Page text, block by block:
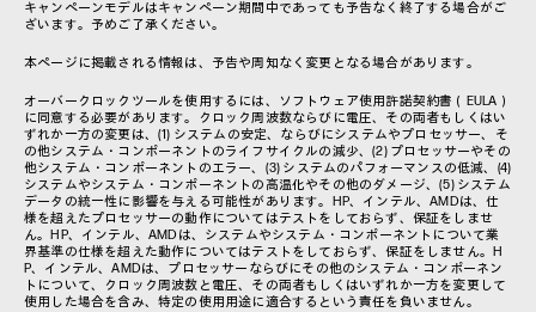
キャンペーンモデルはキャンペーン期間中であっても予告なく終了する場合がご
ざいます。予めご了承ください。
本ページに掲載される情報は、予告や周知なく変更となる場合があります。
オーバークロックツールを使用するには、ソフトウェア使用許諾契約書（EULA）
に同意する必要があります。クロック周波数ならびに電圧、その両者もしくはい
ずれか一方の変更は、(1) システムの安定、ならびにシステムやプロセッサー、そ
の他システム・コンポーネントのライフサイクルの減少、(2) プロセッサーやその
他システム・コンポーネントのエラー、(3) システムのパフォーマンスの低減、(4)
システムやシステム・コンポーネントの高温化やその他のダメージ、(5) システム
データの統一性に影響を与える可能性があります。HP、インテル、AMDは、仕
様を超えたプロセッサーの動作についてはテストをしておらず、保証をしませ
ん。HP、インテル、AMDは、システムやシステム・コンポーネントについて業
界基準の仕様を超えた動作についてはテストをしておらず、保証をしません。H
P、インテル、AMDは、プロセッサーならびにその他のシステム・コンポーネン
トについて、クロック周波数と電圧、その両者もしくはいずれか一方を変更して
使用した場合を含み、特定の使用用途に適合するという責任を負いません。